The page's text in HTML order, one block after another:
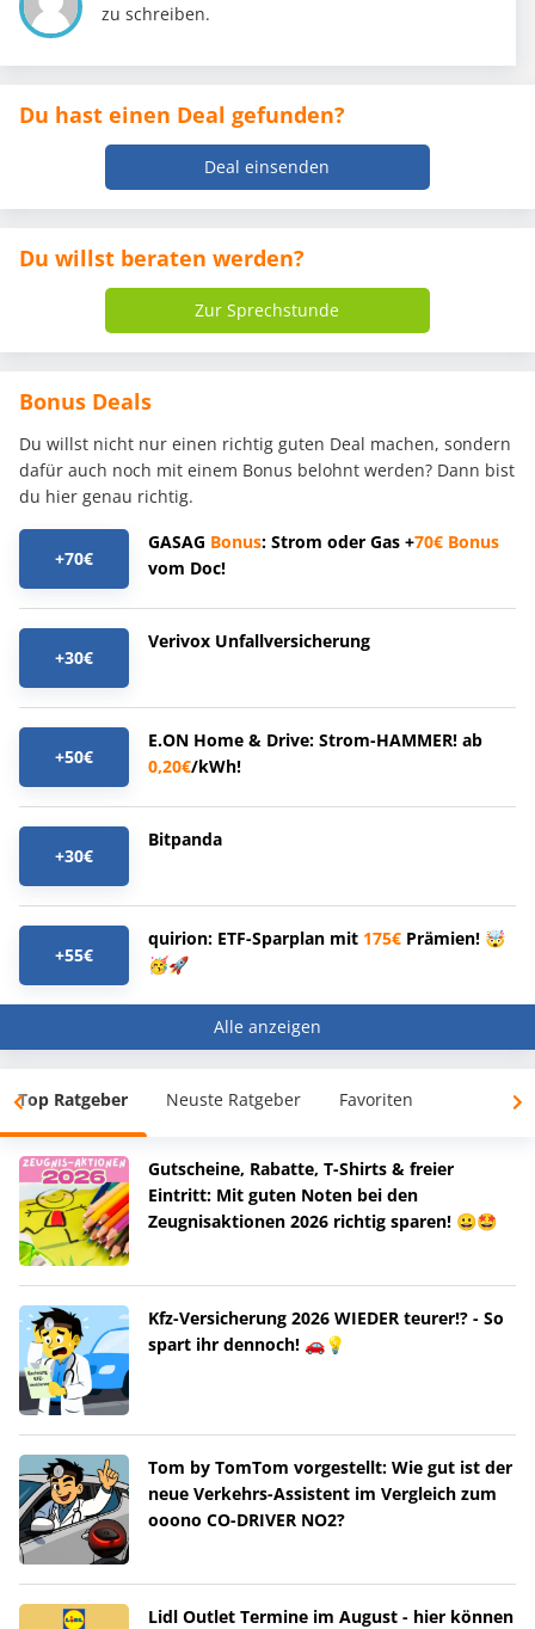
zu schreiben.
Du hast einen Deal gefunden?
Deal einsenden
Du willst beraten werden?
Zur Sprechstunde
Bonus Deals
Du willst nicht nur einen richtig guten Deal machen, sondern
dafür auch noch mit einem Bonus belohnt werden? Dann bist
du hier genau richtig.
+70€
GASAG Bonus: Strom oder Gas +70€ Bonus
vom Doc!
+30€
Verivox Unfallversicherung
+50€
E.ON Home & Drive: Strom-HAMMER! ab
0,20€/kWh!
+30€
Bitpanda
+55€
quirion: ETF-Sparplan mit 175€ Prämien! 🤯
🥳🚀
Alle anzeigen
Top Ratgeber Neuste Ratgeber Favoriten
Gutscheine, Rabatte, T-Shirts & freier
Eintritt: Mit guten Noten bei den
Zeugnisaktionen 2026 richtig sparen! 😀🤩
Kfz-Versicherung 2026 WIEDER teurer!? - So
spart ihr dennoch! 🚗💡
Tom by TomTom vorgestellt: Wie gut ist der
neue Verkehrs-Assistent im Vergleich zum
ooono CO-DRIVER NO2?
Lidl Outlet Termine im August - hier können